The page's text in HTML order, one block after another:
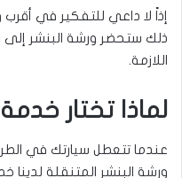
إذاً لا داعي للتفكير في
ذلك ستحضر ورشة البنشر
اللازمة.
لماذا تختار
عندما تتعطل سيارتك في
ورشة البنشر المتنقلة لدينا